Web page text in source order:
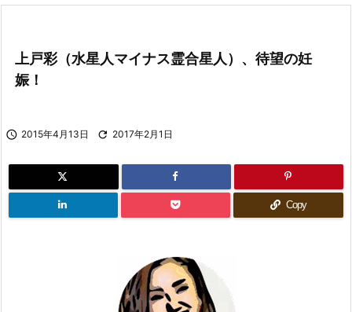

上戸彩（水星人マイナス霊合星人）、待望の妊
娠！
 2015年4月13日  2017年2月1日
Copy